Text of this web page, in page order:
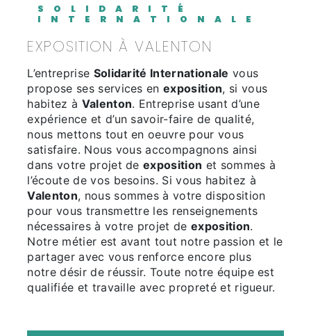
SOLIDARITÉ
INTERNATIONALE
EXPOSITION À VALENTON
L’entreprise Solidarité Internationale vous
propose ses services enexposition, si vous
habitez à Valenton. Entreprise usant d’une
expérience et d’un savoir-faire de qualité,
nous mettons tout en oeuvre pour vous
satisfaire. Nous vous accompagnons ainsi
dans votre projet deexposition et sommes à
l’écoute de vos besoins. Si vous habitez à
Valenton, nous sommes à votre disposition
pour vous transmettre les renseignements
nécessaires à votre projet de exposition.
Notre métier est avant tout notre passion et le
partager avec vous renforce encore plus
notre désir de réussir. Toute notre équipe est
qualifiée et travaille avec propreté et rigueur.